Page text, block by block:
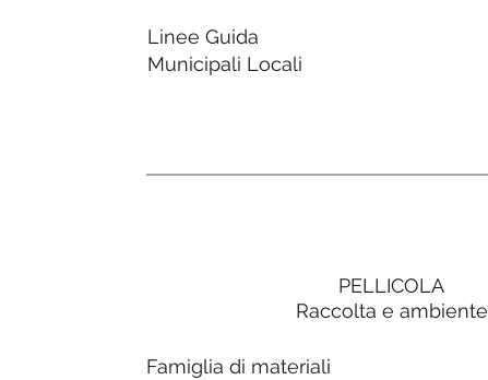
Linee Guida
Municipali Locali
PELLICOLA
Raccolta e ambiente
Famiglia di materiali